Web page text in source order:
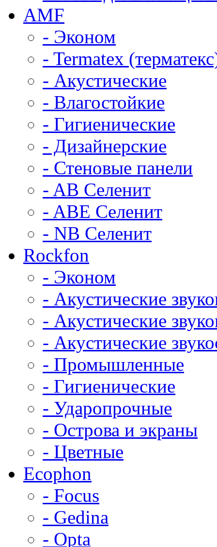
AMF
- Эконом
- Termatex
- Акустические
- Влагостойкие
- Гигиенические
- Дизайнерские
- Стеновые панели
- AB Селенит
- ABE Селенит
- NB Селенит
Rockfon
- Эконом
- Акустические
- Акустические
- Акустические
- Промышленные
- Гигиенические
- Ударопрочные
- Острова и экраны
- Цветные
Ecophon
- Focus
- Gedina
- Opta